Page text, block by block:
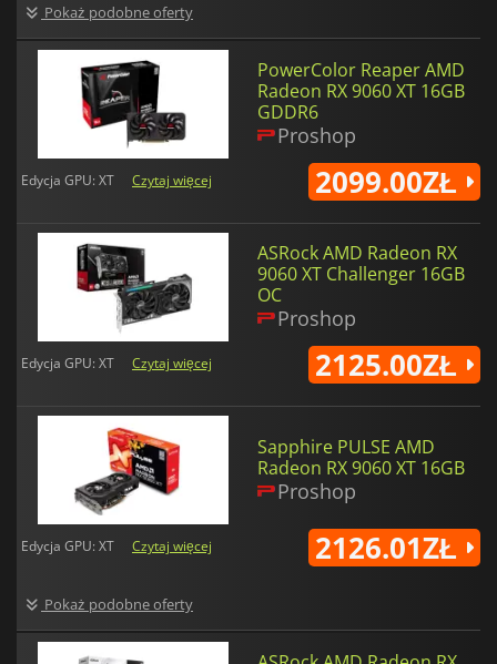
Pokaż podobne oferty
PowerColor Reaper AMD
Radeon RX 9060 XT 16GB
GDDR6
Proshop
Edycja GPU: XT Czytaj więcej 2099.00ZŁ
ASRock AMD Radeon RX
9060 XT Challenger 16GB
OC
Proshop
Edycja GPU: XT Czytaj więcej 2125.00ZŁ
Sapphire PULSE AMD
Radeon RX 9060 XT 16GB
Proshop
Edycja GPU: XT Czytaj więcej
Pokaż podobne oferty
2126.01ZŁ